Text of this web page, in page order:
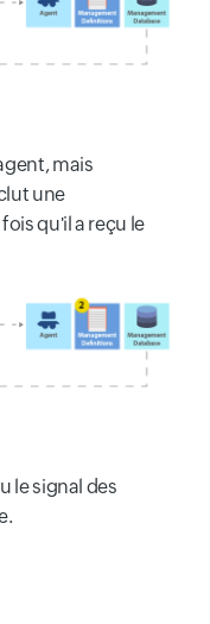
mais
une
qu'il a reçu le
le signal des